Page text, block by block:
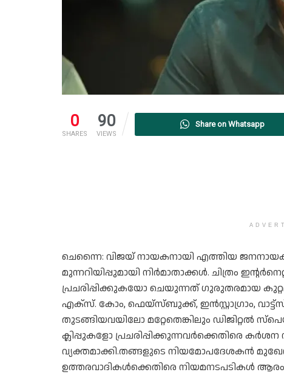
0
SHARES
90
VIEWS
Share on Whatsapp
ചെന്നൈ: വിജയ് നായകനായി എത്തിയ
മുന്നറിയിപ്പുമായി നിർമാതാക്കൾ. ചിത്രം
പ്രചരിപ്പിക്കുകയോ ചെയുന്നത് ഗുരുതരമായ
എക്‌സ്. കോം, ഫെയ്‌സ്ബുക്ക്, ഇൻസ്റ്റാഗ്രാം,
തുടങ്ങിയവയിലോ മറ്റേതെങ്കിലും ഡിജിറ്റൽ
ക്ലിപ്പുകളോ പ്രചരിപ്പിക്കുന്നവർക്കെതിരെ
വ്യക്തമാക്കി.തങ്ങളുടെ നിയമോപദേശകൻ മുഖേന
ഉത്തരവാദികൾക്കെതിരെ നിയമനടപടികൾ